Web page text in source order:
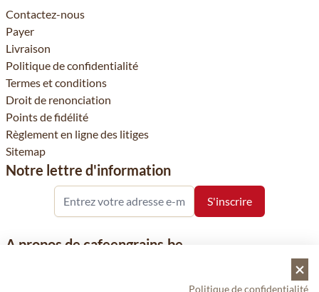
Contactez-nous
Payer
Livraison
Politique de confidentialité
Termes et conditions
Droit de renonciation
Points de fidélité
Règlement en ligne des litiges
Sitemap
Notre lettre d'information
A propos de cafeengrains.be
Le grain de café fait partie de la société VHN et se concentre sur
la vente de produits à base de café, de renommée nationale et
Politique de confidentialité